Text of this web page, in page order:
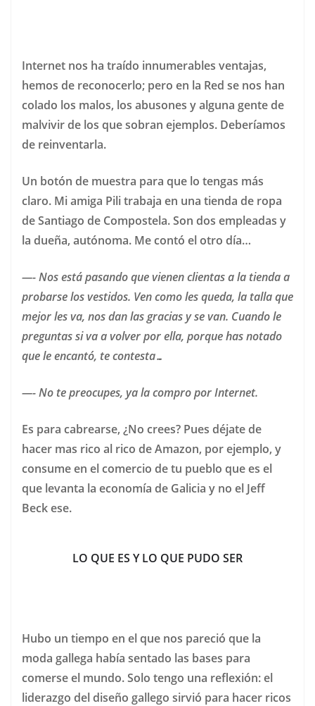
Internet nos ha traído innumerables ventajas,
hemos de reconocerlo; pero en la Red se nos han
colado los malos, los abusones y alguna gente de
malvivir de los que sobran ejemplos. Deberíamos
de reinventarla.
Un botón de muestra para que lo tengas más
claro. Mi amiga Pili trabaja en una tienda de ropa
de Santiago de Compostela. Son dos empleadas y
la dueña, autónoma. Me contó el otro día…
—- Nos está pasando que vienen clientas a la tienda a
probarse los vestidos. Ven como les queda, la talla que
mejor les va, nos dan las gracias y se van. Cuando le
preguntas si va a volver por ella, porque has notado
que le encantó, te contesta…
—- No te preocupes, ya la compro por Internet.
Es para cabrearse, ¿No crees? Pues déjate de
hacer mas rico al rico de Amazon, por ejemplo, y
consume en el comercio de tu pueblo que es el
que levanta la economía de Galicia y no el Jeff
Beck ese.
LO QUE ES Y LO QUE PUDO SER
Hubo un tiempo en el que nos pareció que la
moda gallega había sentado las bases para
comerse el mundo. Solo tengo una reflexión: el
liderazgo del diseño gallego sirvió para hacer ricos